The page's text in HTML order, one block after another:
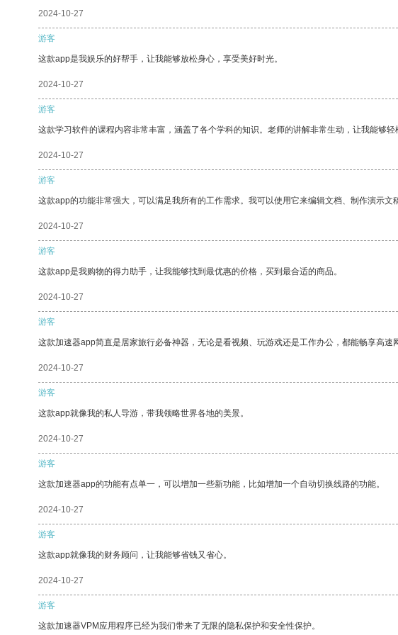
2024-10-27
游客
这款app是我娱乐的好帮手，让我能够放松身心，享受美好时光。
2024-10-27
游客
这款学习软件的课程内容非常丰富，涵盖了各个学科的知识。老师的讲解非常生动，让我能够轻
2024-10-27
游客
这款app的功能非常强大，可以满足我所有的工作需求。我可以使用它来编辑文档、制作演示文
2024-10-27
游客
这款app是我购物的得力助手，让我能够找到最优惠的价格，买到最合适的商品。
2024-10-27
游客
这款加速器app简直是居家旅行必备神器，无论是看视频、玩游戏还是工作办公，都能畅享高
2024-10-27
游客
这款app就像我的私人导游，带我领略世界各地的美景。
2024-10-27
游客
这款加速器app的功能有点单一，可以增加一些新功能，比如增加一个自动切换线路的功能。
2024-10-27
游客
这款app就像我的财务顾问，让我能够省钱又省心。
2024-10-27
游客
这款加速器VPM应用程序已经为我们带来了无限的隐私保护和安全性保护。